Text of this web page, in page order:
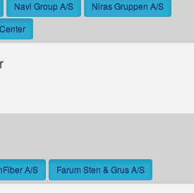
Navi Group A/S
Niras Gruppen A/S
A/S Farum Sten & Grus A/S